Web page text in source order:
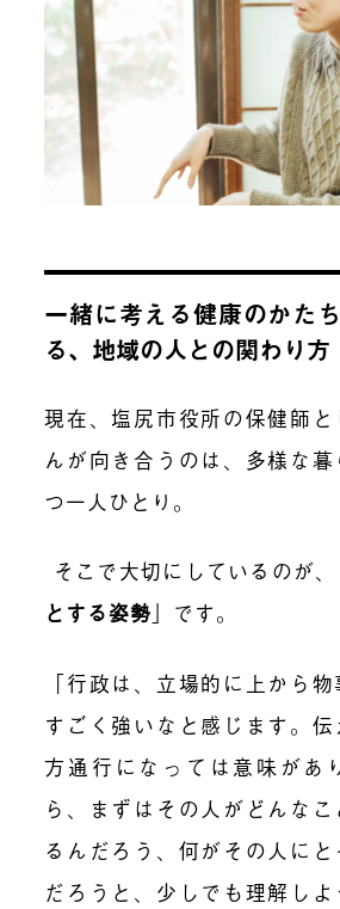
一緒に考える健康のかた
る、地域の人との関わり方
現在、塩尻市役所の保健師と
んが向き合うのは、多様な
つ一人ひとり。
そこで大切にしているのが
とする姿勢 」です。
「行政は、立場的に上から
すごく強いなと感じます。
方通行になっては意味があ
ら、まずはその人がどんな
るんだろう、何がその人に
だろうと、少しでも理解し